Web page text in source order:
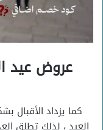
عروض عيد الأضحى
كما يزداد الأقبال